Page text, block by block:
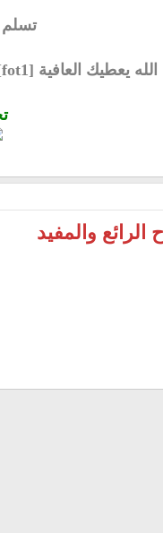
الله يعطيك العافية [fot1]يوسف مكاوي [/fot1]على الطرح الرائع
والمفيد